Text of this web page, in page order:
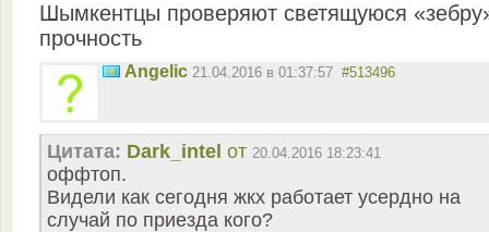
Шымкентцы проверяют светящуюся
прочность
Angelic 21.04.2016 в 01:37:57 #513496
Цитата: Dark_intel от 20.04.2016 18:23:41
оффтоп.
Видели как сегодня жкх работает усердно на
случай по приезда кого?